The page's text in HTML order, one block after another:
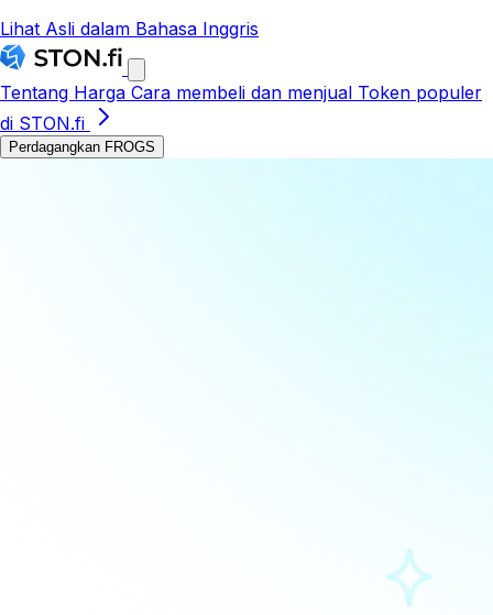
Lihat Asli dalam Bahasa Inggris
Tentang Harga Cara membeli dan menjual Token populer
di STON.fi
Perdagangkan FROGS